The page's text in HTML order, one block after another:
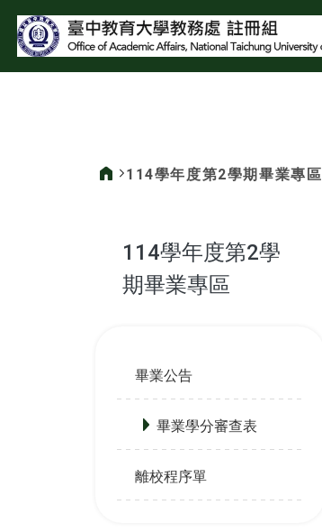
114學年度第2學期畢業專區
114學年度第2學
期畢業專區
畢業公告
畢業學分審查表
離校程序單